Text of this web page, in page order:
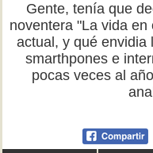
Gente, tenía que
noventera "La vida
actual, y qué envidia
smarthpones e
pocas veces al